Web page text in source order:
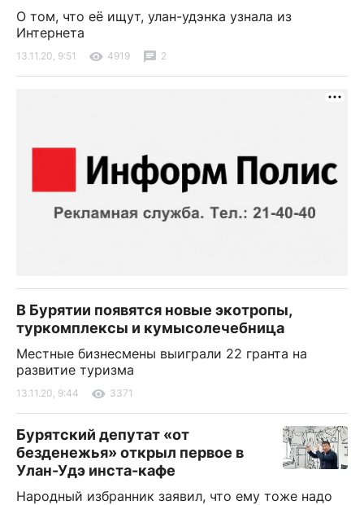
О том, что её ищут, улан-удэнка узнала из
Интернета
13.11.20, 9:51 4919 2
В Бурятии появятся новые экотропы,
туркомплексы и кумысолечебница
Местные бизнесмены выиграли 22 гранта на
развитие туризма
13.11.20, 9:44 3371
Бурятский депутат «от
безденежья» открыл первое в
Улан-Удэ инста-кафе
Народный избранник заявил, что ему тоже надо